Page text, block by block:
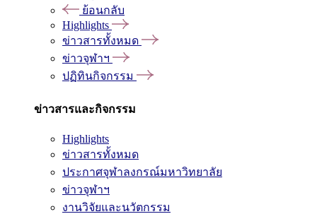
ย้อนกลับ
Highlights
ข่าวสารทั้งหมด
ข่าวจุฬาฯ
ปฏิทินกิจกรรม
ข่าวสารและกิจกรรม
Highlights
ข่าวสารทั้งหมด
ประกาศจุฬาลงกรณ์มหาวิทยาลัย
ข่าวจุฬาฯ
งานวิจัยและนวัตกรรม